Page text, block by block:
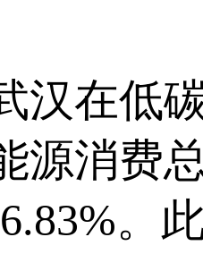
在低碳
源消费
。